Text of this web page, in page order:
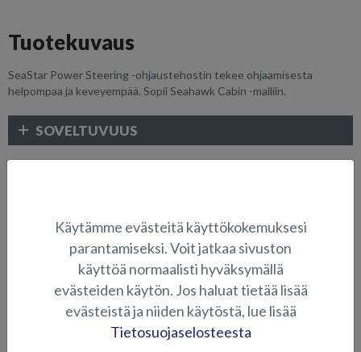
Tuotekuvaus
SeaStar Power Steering -ohjaustehostin tekee ohjaamisesta
helpompaa ja keveyempää. Sopii Seahawk Cabin -malliin.
SOVELTUVUUS
Käytämme evästeitä käyttökokemuksesi
parantamiseksi. Voit jatkaa sivuston
käyttöä normaalisti hyväksymällä
evästeiden käytön. Jos haluat tietää lisää
evästeistä ja niiden käytöstä, lue lisää
Tietosuojaselosteesta